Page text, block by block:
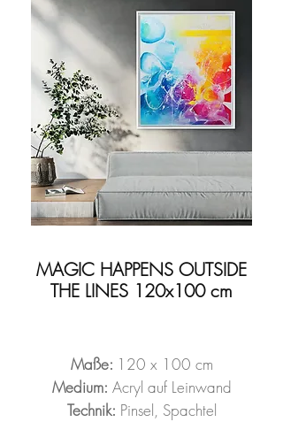
MAGIC HAPPENS OUTSIDE
THE LINES 120x100 cm
Maße: 120 x 100 cm
Medium: Acryl auf Leinwand
Technik: Pinsel, Spachtel